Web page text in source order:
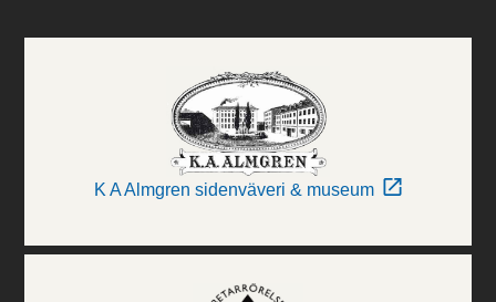
K A Almgren sidenväveri & museum